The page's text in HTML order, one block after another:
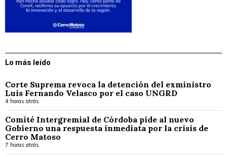
Lo más leído
Corte Suprema revoca la detención del exministro
Luis Fernando Velasco por el caso UNGRD
4 horas atrás
Comité Intergremial de Córdoba pide al nuevo
Gobierno una respuesta inmediata por la crisis de
Cerro Matoso
7 horas atrás